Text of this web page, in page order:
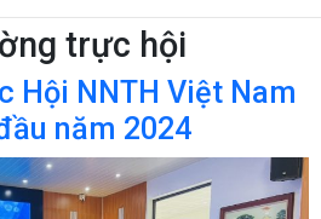
trực hội
Hội NNTH Việt Nam
năm 2024